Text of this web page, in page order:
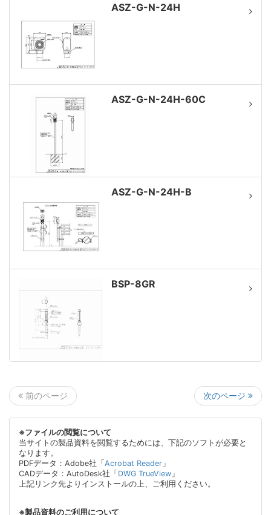
ASZ-G-N-24H
ASZ-G-N-24H-60C
ASZ-G-N-24H-B
BSP-8GR
前のページ 次のページ
※ファイルの閲覧について
当サイトの製品資料を閲覧するためには、下記のソフトが必要と
なります。
PDFデータ：Adobe社「Acrobat Reader 」
CADデータ：AutoDesk社「DWG TrueView 」
上記リンク先よりインストールの上、ご利用ください。
※製品資料のご利用について